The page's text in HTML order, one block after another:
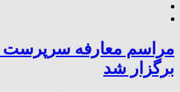
مراسم معارفه سرپرست
برگزار شد